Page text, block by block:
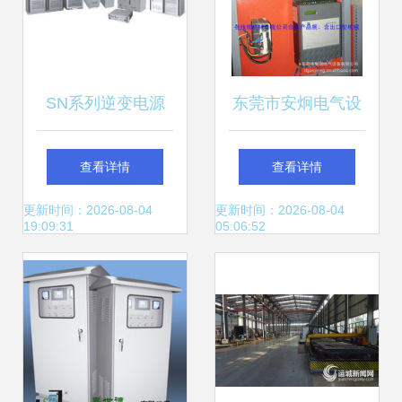
商？
SN系列逆变电源
（电力专用）——
兰州凯源电气设备
的军工品质之选
查看详情
更新时间：2026-08-04
19:09:31
东莞市安炯电气设
备有限公司调速器
产品及加工服务一
查看详情
更新时间：2026-08-04
05:06:52